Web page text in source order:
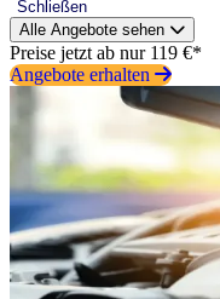
Schließen
Alle Angebote sehen
Preise jetzt ab nur 119 €*
Angebote erhalten